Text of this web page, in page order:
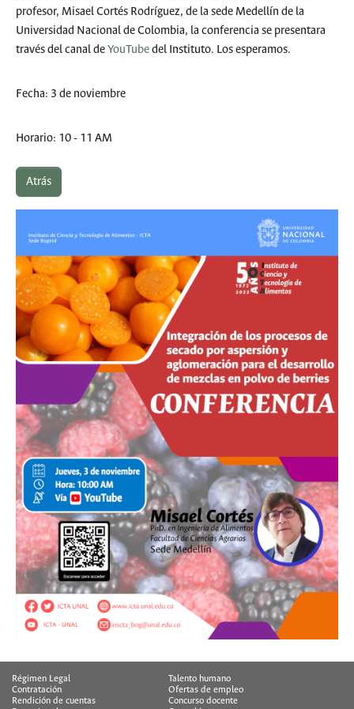
profesor, Misael Cortés Rodríguez, de la sede Medellín de la
Universidad Nacional de Colombia, la conferencia se presentara
través del canal deYouTubedel Instituto. Los esperamos.
Fecha: 3 de noviembre
Horario: 10 - 11 AM
Atrás
Régimen Legal
Talento humano
Contratación
Ofertas de empleo
Rendición de cuentas
Concurso docente